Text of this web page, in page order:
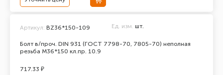
Болт в/проч. DIN 931 (ГОСТ 7798-70, 7805-70) неполная
резьба М36*150 кл.пр. 10.9
Артикул: BZ36*150-109 Ед. изм. шт.
717.33 ₽